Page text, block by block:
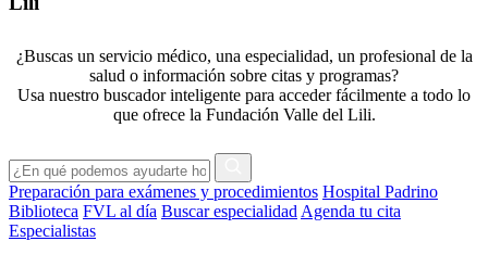
¿Buscas un servicio médico, una especialidad, un profesional de la
salud o información sobre citas y programas?
Usa nuestro buscador inteligente para acceder fácilmente a todo lo
que ofrece la Fundación Valle del Lili.
Preparación para exámenes y procedimientos Hospital Padrino
Biblioteca FVL al día Buscar especialidad Agenda tu cita
Especialistas